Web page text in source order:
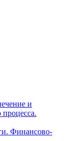
и
процесса.
Финансово-